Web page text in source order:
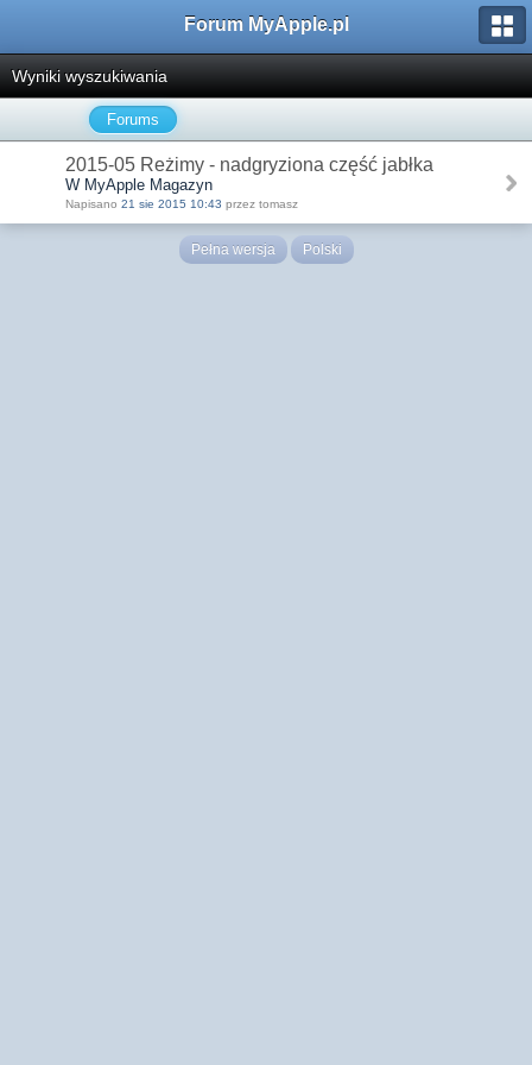
Forum MyApple.pl
Wyniki wyszukiwania
Forums
2015-05 Reżimy - nadgryziona część jabłka
W MyApple Magazyn
Napisano 21 sie 2015 10:43 przez tomasz
Pełna wersja Polski